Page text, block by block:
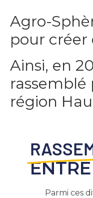
Agro-
pour créer
Ainsi, en
rassemblé
région
Parmi ces